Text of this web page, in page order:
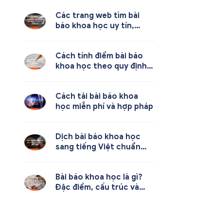
Các trang web tìm bài
báo khoa học uy tín,
Cách tính điểm bài báo
khoa học theo quy định
Cách tải bài báo khoa
học miễn phí và hợp pháp
Dịch bài báo khoa học
sang tiếng Việt chuẩn
Bài báo khoa học là gì?
Đặc điểm, cấu trúc và